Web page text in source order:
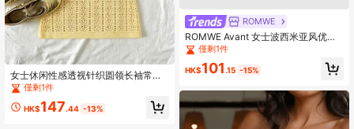
女士休闲性感透视针织圆领长袖常规
长度罩衫，适合海滩穿着，夏季度假
装扮
僅剩1件
HK$147.44 -13%
ROMWE
ROMWE Avant 女士波西米亚风优雅
系带露背比基尼套装，雪纺印花罩
衫，适合海滩、复活节、外出、毕业
典礼、优雅夏季度假等场合
僅剩1件
HK$101.15 -15%